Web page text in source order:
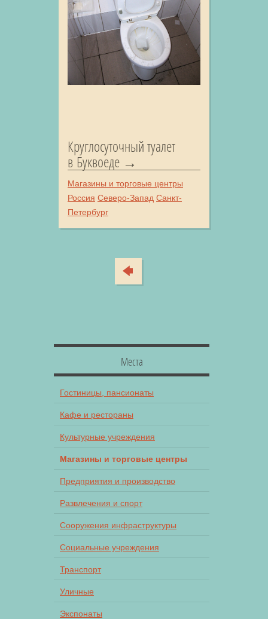
Круглосуточный туалет
в Буквоеде
Магазины и торговые центры
Россия Северо-Запад Санкт-
Петербург
Места
Гостиницы, пансионаты
Кафе и рестораны
Культурные учреждения
Магазины и торговые центры
Предприятия и производство
Развлечения и спорт
Сооружения инфраструктуры
Социальные учреждения
Транспорт
Уличные
Экспонаты